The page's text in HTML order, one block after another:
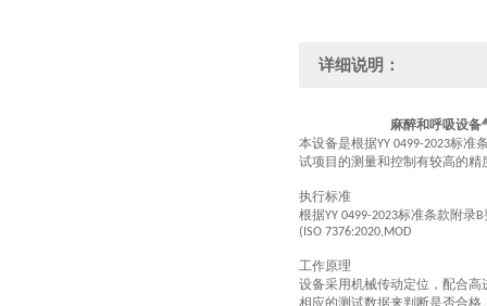
详细说明：
麻醉和呼吸设备
本设备是根据YY 0499-2023标准
试项目的测量和控制有较高的精
执行标准
根据YY 0499-2023标准条款 附录B
(ISO 7376:2020,MOD
工作原理
设备采用机械传动定位，配合
相应的测试数据来判断是否合格